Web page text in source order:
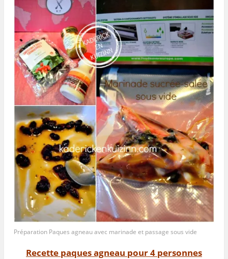
Préparation Paques agneau avec marinade et passage sous vide
Recette paques agneau pour 4 personnes